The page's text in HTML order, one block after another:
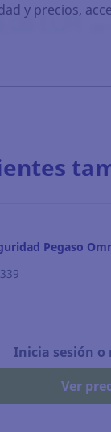
y precios,
Pegaso
Inicia sesión o
Ver